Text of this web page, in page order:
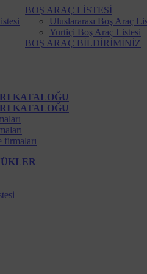
BOŞ ARAÇ LİSTESİ
Uluslararası Boş Araç
Yurtiçi Boş Araç Listesi
BOŞ ARAÇ BİLDİRİMİNİZ
KATALOĞU
KATALOĞU
firmaları